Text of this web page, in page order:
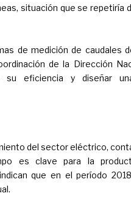
situación que se repetiría
de medición de caudales
de la Dirección
su eficiencia y diseñar
del sector eléctrico,
es clave para la
que en el período